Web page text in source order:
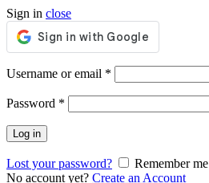
Sign in close
Username or email *
Password *
Log in
Lost your password?
Remember me
No account yet? Create an Account